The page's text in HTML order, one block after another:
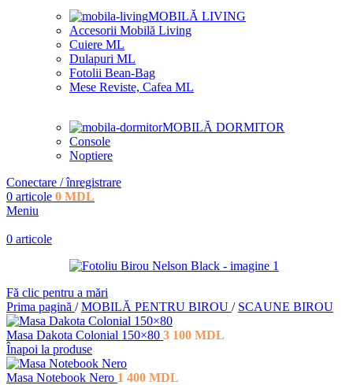
MOBILĂ LIVING
Accesorii Mobilă Living
Cuiere ML
Dulapuri ML
Fotolii Bean-Bag
Mese Reviste, Cafea ML
MOBILĂ DORMITOR
Console
Noptiere
Conectare / înregistrare
0 articole 0 MDL
Meniu
0 articole
Fă clic pentru a mări
Prima pagină / MOBILĂ PENTRU BIROU / SCAUNE BIROU
Masa Dakota Colonial 150×80 3 100 MDL
Înapoi la produse
Masa Notebook Nero 1 400 MDL